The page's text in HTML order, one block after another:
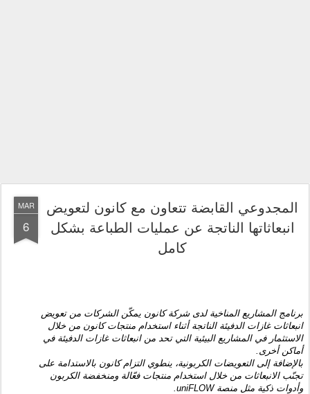
MAR
6
المجدوعي القابضة تتعاون مع كانون لتعويض
انبعاثاتها الناتجة عن عمليات الطباعة بشكل
كامل
برنامج المشاريع المناخية لدى شركة كانون يمكّن الشركات من تعويض
انبعاثات غازات الدفيئة الناتجة أثناء استخدام منتجات كانون من خلال
الاستثمار في المشاريع البيئية التي تحد من انبعاثات غازات الدفيئة في
أماكن أخرى.
بالإضافة إلى التعويضات الكربونية، ينطوي التزام كانون بالاستدامة على
تجنّب الانبعاثات من خلال استخدام منتجات فعّالة ومنخفضة الكربون
وأدوات ذكية مثل منصةuniFLOW